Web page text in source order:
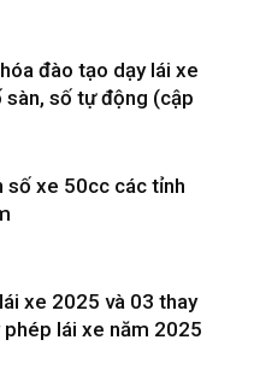
đào tạo dạy lái xe
sàn, số tự động (cập
số xe 50cc các tỉnh
xe 2025 và 03 thay
lái xe năm 2025